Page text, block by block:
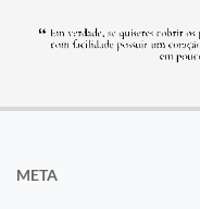
META